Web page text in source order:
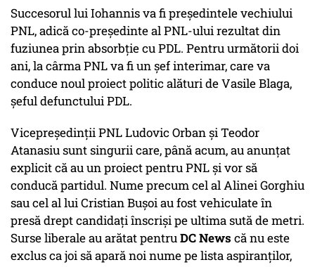
Succesorul lui Iohannis va fi președintele vechiului
PNL, adică co-președinte al PNL-ului rezultat din
fuziunea prin absorbție cu PDL. Pentru următorii doi
ani, la cârma PNL va fi un șef interimar, care va
conduce noul proiect politic alături de Vasile Blaga,
șeful defunctului PDL.
Vicepreședinții PNL Ludovic Orban și Teodor
Atanasiu sunt singurii care, până acum, au anunțat
explicit că au un proiect pentru PNL și vor să
conducă partidul. Nume precum cel al Alinei Gorghiu
sau cel al lui Cristian Bușoi au fost vehiculate în
presă drept candidați înscriși pe ultima sută de metri.
Surse liberale au arătat pentruDC News că nu este
exclus ca joi să apară noi nume pe lista aspiranților,